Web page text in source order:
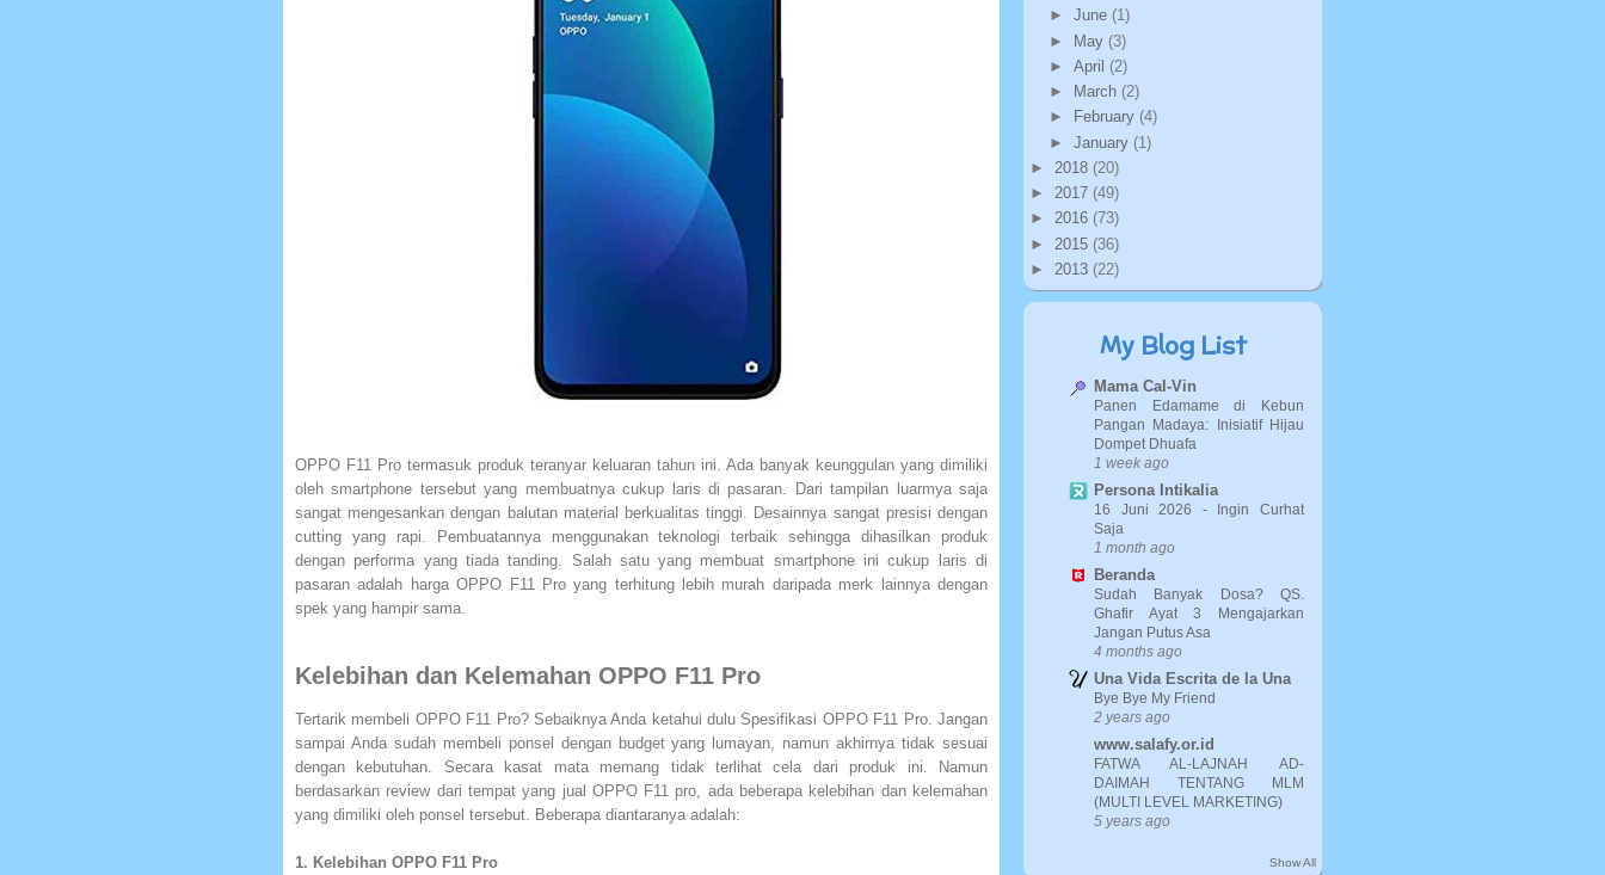
OPPO F11 Pro termasuk produk teranyar keluaran tahun ini. Ada banyak keunggulan yang dimiliki
oleh smartphone tersebut yang membuatnya cukup laris di pasaran. Dari tampilan luarmya saja
sangat mengesankan dengan balutan material berkualitas tinggi. Desainnya sangat presisi dengan
cutting yang rapi. Pembuatannya menggunakan teknologi terbaik sehingga dihasilkan produk
dengan performa yang tiada tanding. Salah satu yang membuat smartphone ini cukup laris di
pasaran adalah harga OPPO F11 Pro yang terhitung lebih murah daripada merk lainnya dengan
spek yang hampir sama.
Kelebihan dan Kelemahan OPPO F11 Pro
Tertarik membeli OPPO F11 Pro? Sebaiknya Anda ketahui dulu Spesifikasi OPPO F11 Pro. Jangan
sampai Anda sudah membeli ponsel dengan budget yang lumayan, namun akhirnya tidak sesuai
dengan kebutuhan. Secara kasat mata memang tidak terlihat cela dari produk ini. Namun
berdasarkan review dari tempat yang jual OPPO F11 pro, ada beberapa kelebihan dan kelemahan
yang dimiliki oleh ponsel tersebut. Beberapa diantaranya adalah:
1. Kelebihan OPPO F11 Pro
► June (1)
► May (3)
► April (2)
►
March (2)
►
February (4)
► January (1)
► 2018 (20)
► 2017 (49)
► 2016 (73)
► 2015 (36)
► 2013 (22)
My Blog List
Mama Cal-Vin
Panen Edamame di Kebun
Pangan Madaya: Inisiatif Hijau
Dompet Dhuafa
1 week ago
Persona Intikalia
16 Juni 2026 - Ingin Curhat
Saja
1 month ago
Beranda
Sudah Banyak Dosa? QS.
Ghafir Ayat 3 Mengajarkan
Jangan Putus Asa
4 months ago
Una Vida Escrita de la Una
Bye Bye My Friend
2 years ago
www.salafy.or.id
FATWA AL-LAJNAH AD-
DAIMAH TENTANG MLM
(MULTI LEVEL MARKETING)
5 years ago
Show All